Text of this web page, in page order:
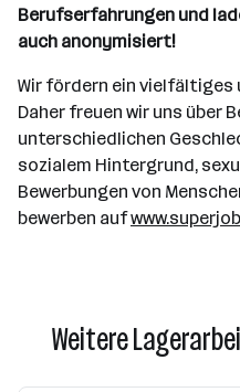
Berufserfahrungen und
auch anonymisiert!
Wir fördern ein
Daher freuen wir uns über
unterschiedlichen
sozialem Hintergrund,
Bewerbungen von
bewerben auf
Weitere